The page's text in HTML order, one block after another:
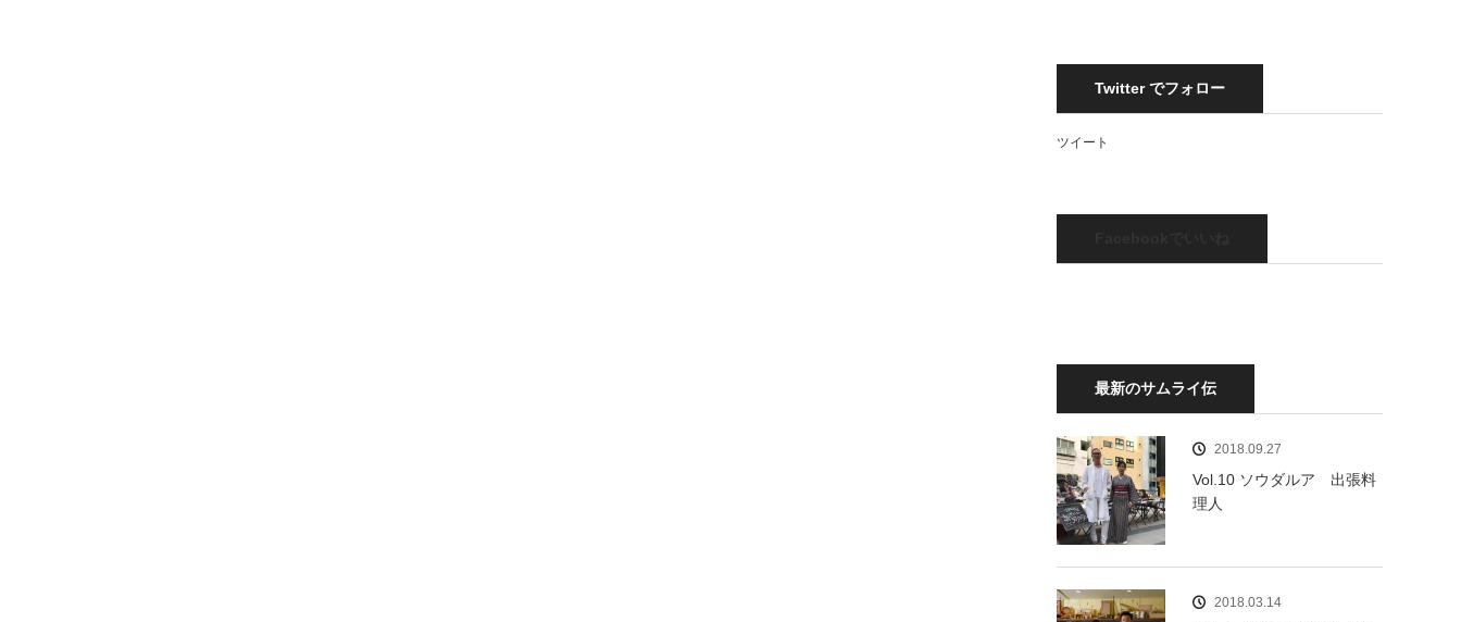
Twitter でフォロー
ツイート
最新のサムライ伝
2018.09.27
Vol.10 ソウダルア 出張料
理人
2018.03.14